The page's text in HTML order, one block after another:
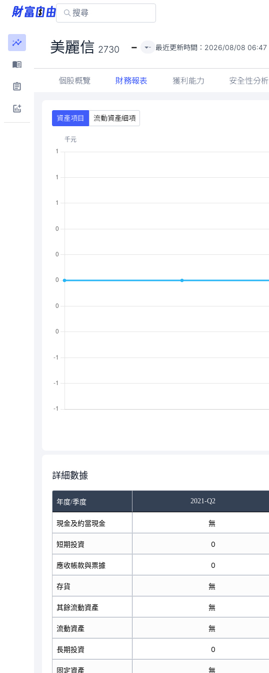
美麗信 2730 - - 最近更新時間： 2026/08/08 06:47
個股概覽 財務報表 獲利能力 安全性分析
資產項目 流動資產細項
詳細數據
年度/季度 2021-Q2
現金及約當現金
短期投資
應收帳款與票據
存貨
其餘流動資產
流動資產
長期投資
固定資產
無
0
0
無
無
無
0
無